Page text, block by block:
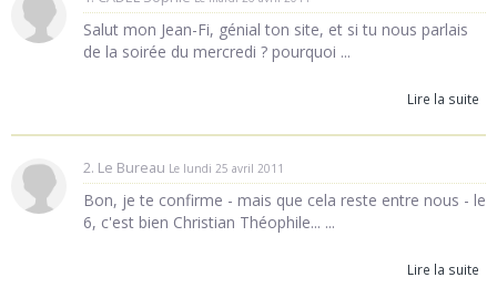
Salut mon Jean-Fi, génial ton site, et si tu nous parlais
de la soirée du mercredi ? pourquoi ...
Lire la suite
2. Le Bureau Le lundi 25 avril 2011
Bon, je te confirme - mais que cela reste entre nous - le
6, c'est bien Christian Théophile... ...
Lire la suite